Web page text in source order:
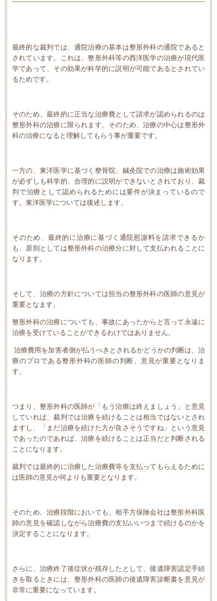
最終的な裁判では、通院治療の基本は整形外科の通院であると
されています。これは、整形外科等の西洋医学の治療が現代医
学であって、その効果が科学的に説明が可能であるとされてい
るためです。
そのため、最終的に正当な治療費として請求が認められるのは
整形外科の治療に限られます。そのため、治療の中心は整形外
科の治療になると理解してもらう事が重要です。
一方の、東洋医学に基づく整骨院、鍼灸院での治療は施術効果
が必ずしも科学的、合理的に説明ができないとされており、裁
判で治療として認められるためには要件が決まっているので
す。東洋医学については後述します。
そのため、最終的に治療に基づく通院慰謝料を請求できるか
も、原則としては整形外科の治療分に対して支払われることに
なります。
そして、治療の方針については担当の整形外科の医師の意見が
重要となます。
整形外科の治療についても、事故にあったからと言って永遠に
治療を受けていることができるわけではありません。
治療費用を加害者側が払うべきとされるかどうかの判断は、治
療のプロである整形外科の医師の判断、意見が重要となりま
す。
つまり、整形外科の医師が「もう治療は終えましょう」と意見
していれば、裁判では治療を続けることは相当ではないとされ
ますし、「まだ治療を続けた方が良さそうですね」という意見
であったのであれば、治療を続けることは正当だと判断される
ことになります。
裁判では最終的に治療した治療費等を支払ってもらえるために
は医師の意見が何よりも重要となります。
そのため、治療段階においても、相手方保険会社は整形外科医
師の意見を確認しながら治療費の支払いいつまで続けるのかを
決定することになります。
さらに、治療終了後症状が残存したとして、後遺障害認定手続
きを取るときには、整形外科の医師の後遺障害診断書を意見が
非常に重要になっています。